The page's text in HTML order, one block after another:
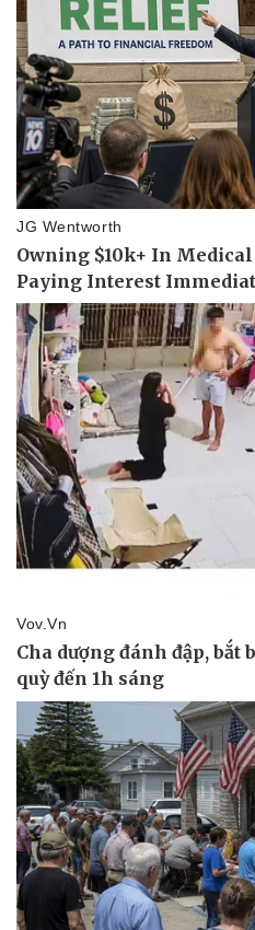
Thể thao
Bóng đá
Lịch thi đấu bóng đá
Thế giới thể thao
eSports